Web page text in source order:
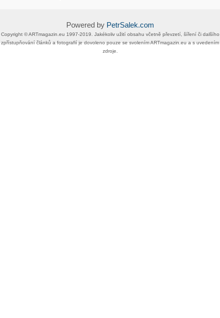
Powered by PetrSalek.com
Copyright ©​ ​​ARTmagazin.eu ​1997-2019​.​ Jakékoliv užití obsahu včetně převzetí, šíření či dalšího
zpřístupňování článků a fotografií je dovoleno pouze se svolením ​ARTmagazin.eu​ ​a s uvedením
zdroje.